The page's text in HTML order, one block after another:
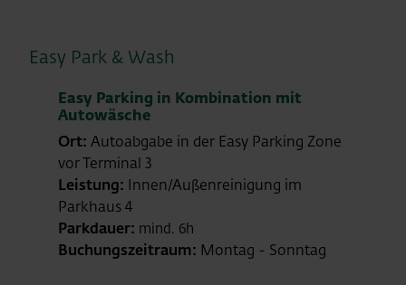
Easy Park & Wash
Easy Parking in Kombination mit
Autowäsche
Ort: Autoabgabe in der Easy Parking Zone
vor Terminal 3
Leistung: Innen/Außenreinigung im
Parkhaus 4
Parkdauer: mind. 6h
Buchungszeitraum: Montag - Sonntag